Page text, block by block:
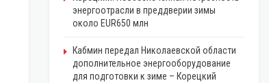
энергоотрасли в преддверии зимы
около EUR650 млн
Кабмин передал Николаевской области
дополнительное энергооборудование
для подготовки к зиме – Корецкий